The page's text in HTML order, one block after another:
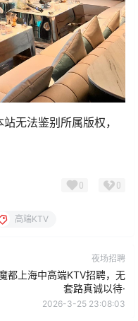
无法鉴别所属版权，
0 0
高端KTV
夜场招聘
都上海中高端KTV招聘，无
套路真诚以待·
2026-3-25 23:08:03